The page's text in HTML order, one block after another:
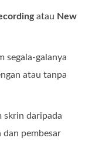
atau New
segala-galanya
atau tanpa
skrin daripada
dan pembesar